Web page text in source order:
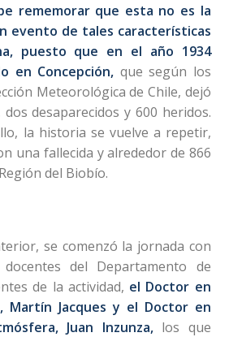
rememorar que esta no es la
evento de tales características
puesto que en el año 1934
en Concepción, que según los
Meteorológica de Chile, dejó
desaparecidos y 600 heridos.
la historia se vuelve a repetir,
una fallecida y alrededor de 866
del Biobío.
se comenzó la jornada con
del Departamento de
de la actividad, el Doctor en
Martín Jacques y el Doctor en
Juan Inzunza,los que